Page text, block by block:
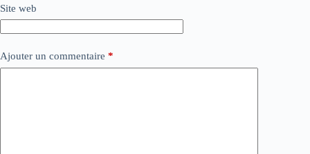
Site web
Ajouter un commentaire *